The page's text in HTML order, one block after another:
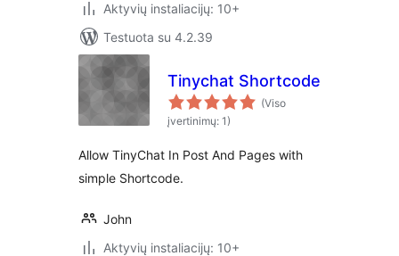
Aktyvių instaliacijų: 10+
Testuota su 4.2.39
Tinychat Shortcode
(Viso
įvertinimų: 1)
Allow TinyChat In Post And Pages with
simple Shortcode.
John
Aktyvių instaliacijų: 10+